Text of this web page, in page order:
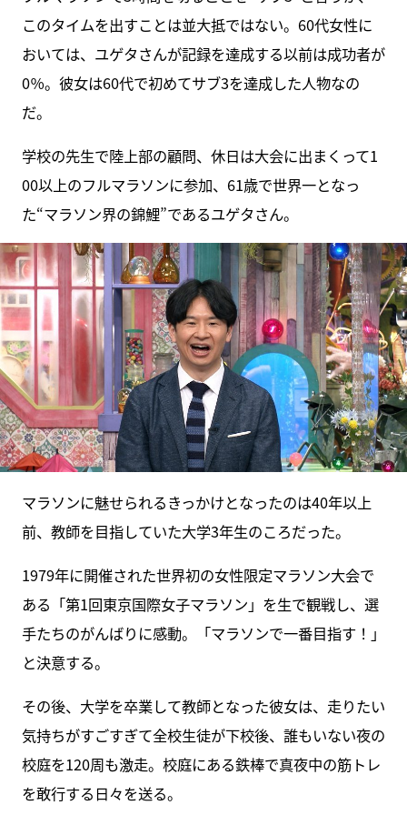
このタイムを出すことは並大抵ではない。60代女性に
おいては、ユゲタさんが記録を達成する以前は成功者が
0％。彼女は60代で初めてサブ3を達成した人物なの
だ。
学校の先生で陸上部の顧問、休日は大会に出まくって1
00以上のフルマラソンに参加、61歳で世界一となっ
た“マラソン界の錦鯉”であるユゲタさん。
マラソンに魅せられるきっかけとなったのは40年以上
前、教師を目指していた大学3年生のころだった。
1979年に開催された世界初の女性限定マラソン大会で
ある「第1回東京国際女子マラソン」を生で観戦し、選
手たちのがんばりに感動。「マラソンで一番目指す！」
と決意する。
その後、大学を卒業して教師となった彼女は、走りたい
気持ちがすごすぎて全校生徒が下校後、誰もいない夜の
校庭を120周も激走。校庭にある鉄棒で真夜中の筋トレ
を敢行する日々を送る。